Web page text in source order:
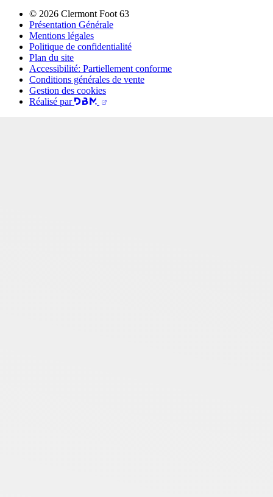
© 2026 Clermont Foot 63
Présentation Générale
Mentions légales
Politique de confidentialité
Plan du site
Accessibilité: Partiellement conforme
Conditions générales de vente
Gestion des cookies
Réalisé par